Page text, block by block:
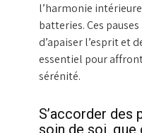
l’harmonie
batteries. Ces
d’apaiser l’esprit et
essentiel pour
sérénité.
S’accorder des
soin de soi, que